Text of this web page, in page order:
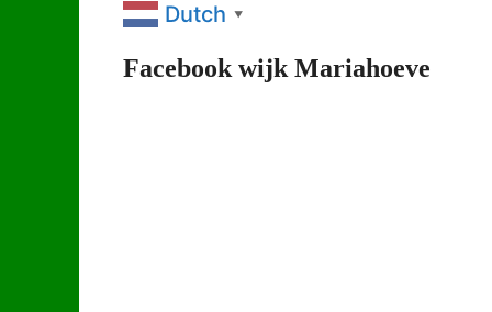
Dutch ▼
Facebook wijk Mariahoeve